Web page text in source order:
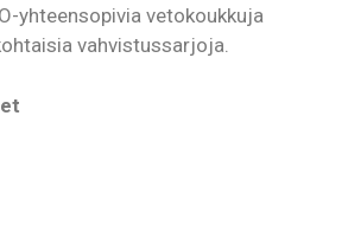
yhteensopivia vetokoukkuja
vahvistussarjoja.